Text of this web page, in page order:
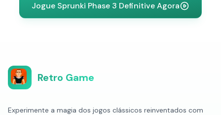
Jogue Sprunki Phase 3 Definitive Agora
Retro Game
Experimente a magia dos jogos clássicos reinventados com